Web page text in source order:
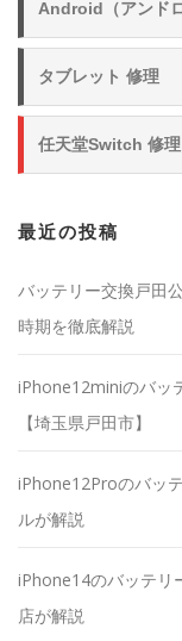
Android（アンド
タブレット 修理
任天堂Switch 修
最近の投稿
バッテリー交換戸田
時期を徹底解説
iPhone12miniのバッ
【埼玉県戸田市】
iPhone12Proのバッ
ルが解説
iPhone14のバッテリ
店が解説